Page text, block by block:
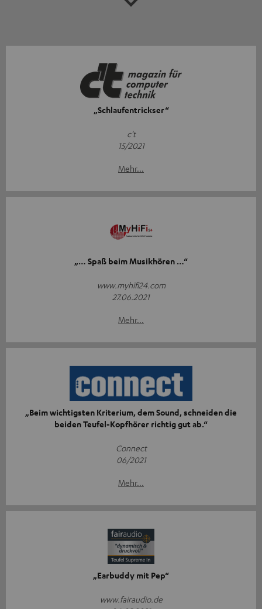
„Schlaufentrickser“
c't
15/2021
Mehr...
„… Spaß beim Musikhören …“
www.myhifi24.com
27.06.2021
Mehr...
„Beim wichtigsten Kriterium, dem Sound, schneiden die
beiden Teufel-Kopfhörer richtig gut ab.“
Connect
06/2021
Mehr...
„Earbuddy mit Pep“
www.fairaudio.de